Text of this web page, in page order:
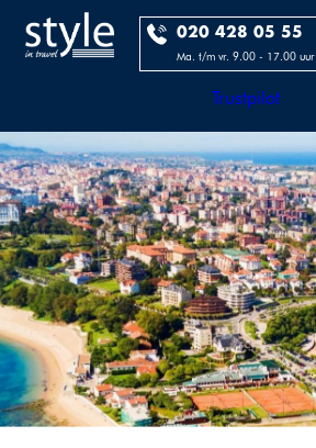
020 428 05 55
Ma. t/m vr. 9.00 - 17.00 uur
Trustpilot